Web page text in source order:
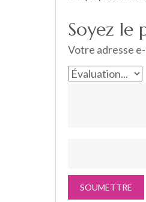
Soyez le
Votre adresse